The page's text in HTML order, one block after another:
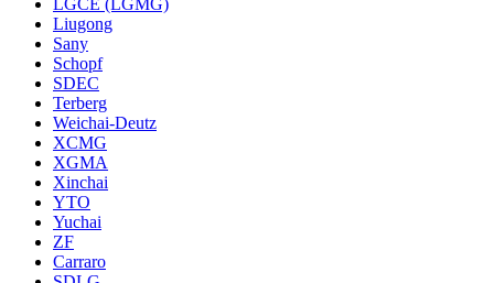
LGCE (LGMG)
Liugong
Sany
Schopf
SDEC
Terberg
Weichai-Deutz
XCMG
XGMA
Xinchai
YTO
Yuchai
ZF
Carraro